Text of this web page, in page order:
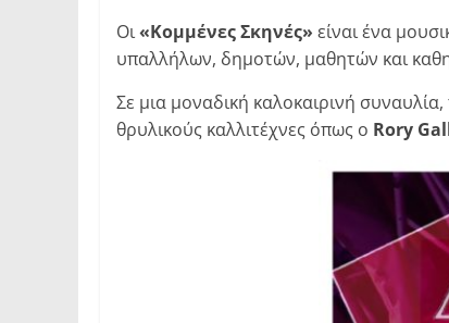
Οι«Κομμένες Σκηνές» είναι ένα
υπαλλήλων, δημοτών, μαθητών και
Σε μια μοναδική καλοκαιρινή
θρυλικούς καλλιτέχνες όπως ο Rory